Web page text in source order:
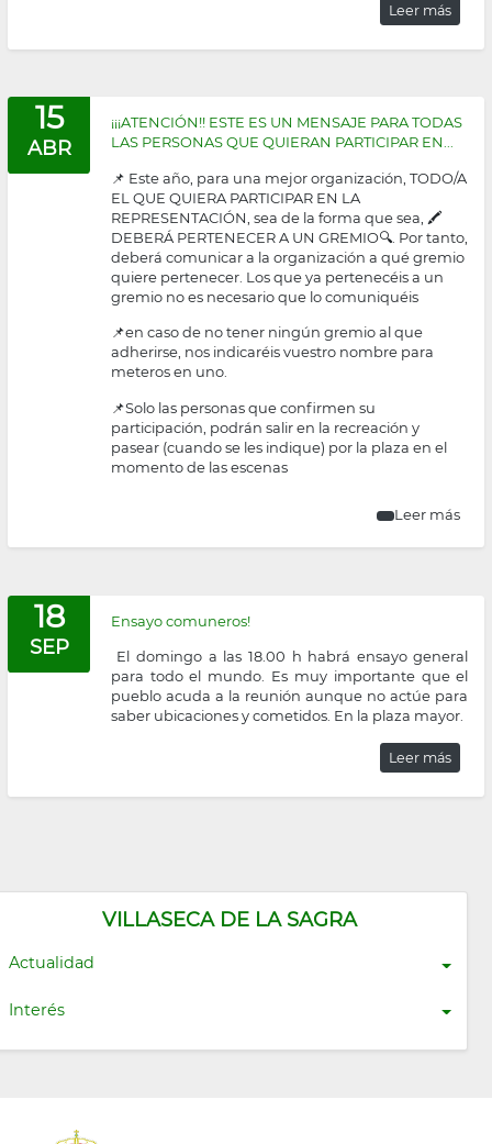
VILLASECA DE LA SAGRA
Actualidad
Interés
Leer más
15
ABR
¡¡¡ATENCIÓN!! ESTE ES UN MENSAJE PARA TODAS
LAS PERSONAS QUE QUIERAN PARTICIPAR EN...
📌 Este año, para una mejor organización, TODO/A
EL QUE QUIERA PARTICIPAR EN LA
REPRESENTACIÓN, sea de la forma que sea, 🖍
DEBERÁ PERTENECER A UN GREMIO🔍. Por tanto,
deberá comunicar a la organización a qué gremio
quiere pertenecer. Los que ya pertenecéis a un
gremio no es necesario que lo comuniquéis
📌en caso de no tener ningún gremio al que
adherirse, nos indicaréis vuestro nombre para
meteros en uno.
📌Solo las personas que confirmen su
participación, podrán salir en la recreación y
pasear (cuando se les indique) por la plaza en el
momento de las escenas
Leer más
18
SEP
Ensayo comuneros!
El domingo a las 18.00 h habrá ensayo general
para todo el mundo. Es muy importante que el
pueblo acuda a la reunión aunque no actúe para
saber ubicaciones y cometidos. En la plaza mayor.
Leer más